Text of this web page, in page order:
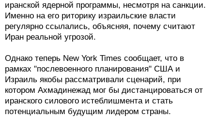
иранской ядерной программы, несмотря на санкции.
Именно на его риторику израильские власти
регулярно ссылались, объясняя, почему считают
Иран реальной угрозой.
Однако теперь New York Times сообщает, что в
рамках "послевоенного планирования" США и
Израиль якобы рассматривали сценарий, при
котором Ахмадинежад мог бы дистанцироваться от
иранского силового истеблишмента и стать
потенциальным будущим лидером страны.